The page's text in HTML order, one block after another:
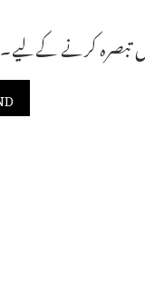
تبصرہ کرنے کےلیے۔